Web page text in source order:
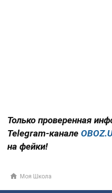
Только проверенная
Telegram-канале
на фейки!
Моя Школа